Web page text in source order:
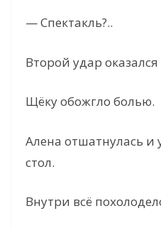
— Спектакль?..
Второй удар оказался
Щёку обожгло болью.
Алена отшатнулась и
стол.
Внутри всё